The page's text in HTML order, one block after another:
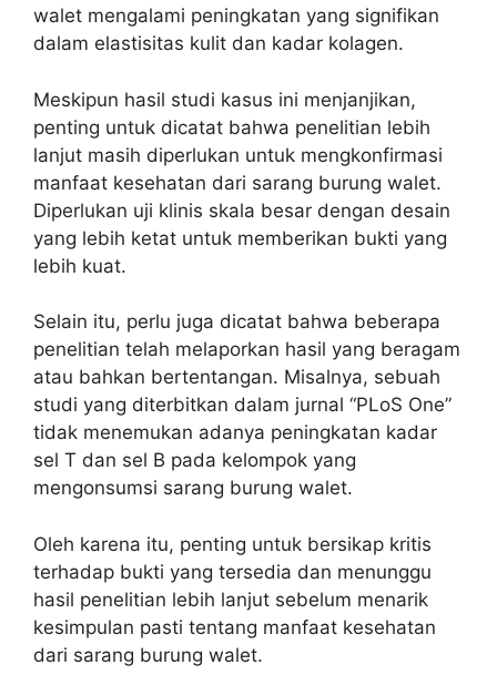
walet mengalami peningkatan yang signifikan
dalam elastisitas kulit dan kadar kolagen.
Meskipun hasil studi kasus ini menjanjikan,
penting untuk dicatat bahwa penelitian lebih
lanjut masih diperlukan untuk mengkonfirmasi
manfaat kesehatan dari sarang burung walet.
Diperlukan uji klinis skala besar dengan desain
yang lebih ketat untuk memberikan bukti yang
lebih kuat.
Selain itu, perlu juga dicatat bahwa beberapa
penelitian telah melaporkan hasil yang beragam
atau bahkan bertentangan. Misalnya, sebuah
studi yang diterbitkan dalam jurnal “PLoS One”
tidak menemukan adanya peningkatan kadar
sel T dan sel B pada kelompok yang
mengonsumsi sarang burung walet.
Oleh karena itu, penting untuk bersikap kritis
terhadap bukti yang tersedia dan menunggu
hasil penelitian lebih lanjut sebelum menarik
kesimpulan pasti tentang manfaat kesehatan
dari sarang burung walet.